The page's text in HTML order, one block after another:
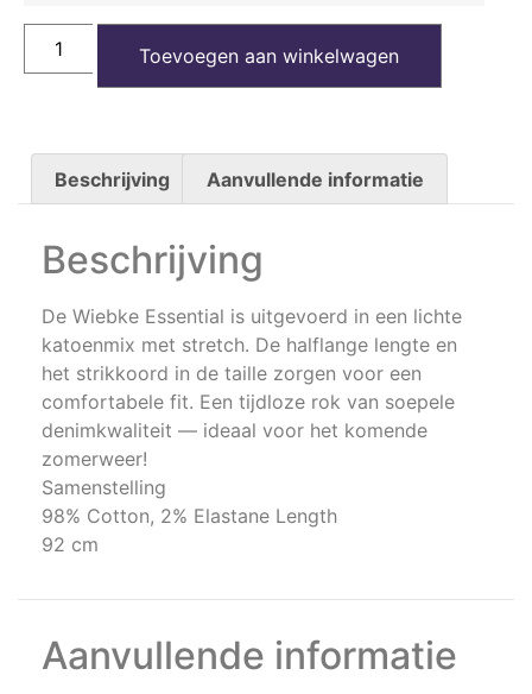
Toevoegen aan winkelwagen
Beschrijving Aanvullende informatie
Beschrijving
De Wiebke Essential is uitgevoerd in een lichte
katoenmix met stretch. De halflange lengte en
het strikkoord in de taille zorgen voor een
comfortabele fit. Een tijdloze rok van soepele
denimkwaliteit — ideaal voor het komende
zomerweer!
Samenstelling
98% Cotton, 2% Elastane Length
92 cm
Aanvullende informatie